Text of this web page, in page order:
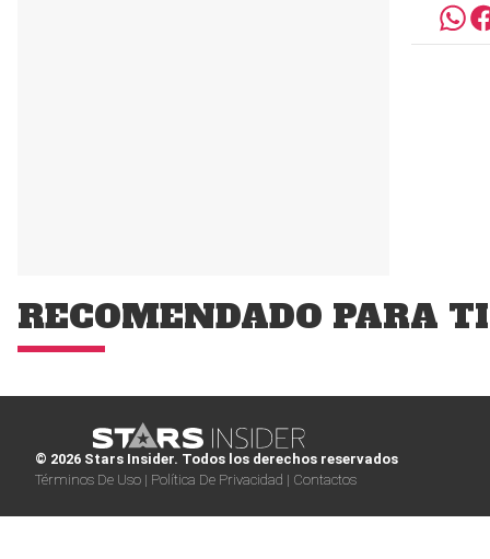
RECOMENDADO PARA TI
© 2026 Stars Insider. Todos los derechos reservados
Términos De Uso | Política De Privacidad | Contactos